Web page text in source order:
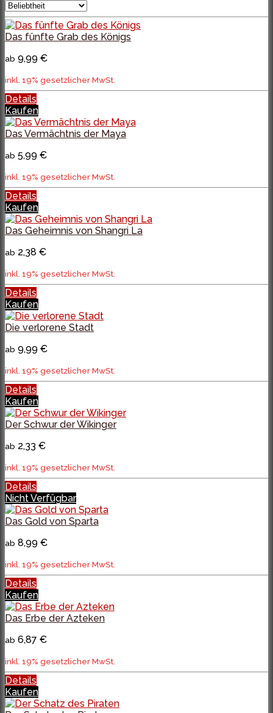
Das fünfte Grab des Königs
ab 9,99 €
inkl. 19% gesetzlicher MwSt.
Details
Kaufen
Das Vermächtnis der Maya
ab 5,99 €
inkl. 19% gesetzlicher MwSt.
Details
Kaufen
Das Geheimnis von Shangri La
ab 2,38 €
inkl. 19% gesetzlicher MwSt.
Details
Kaufen
Die verlorene Stadt
ab 9,99 €
inkl. 19% gesetzlicher MwSt.
Details
Kaufen
Der Schwur der Wikinger
ab 2,33 €
inkl. 19% gesetzlicher MwSt.
Details
Nicht Verfügbar
Das Gold von Sparta
ab 8,99 €
inkl. 19% gesetzlicher MwSt.
Details
Kaufen
Das Erbe der Azteken
ab 6,87 €
inkl. 19% gesetzlicher MwSt.
Details
Kaufen